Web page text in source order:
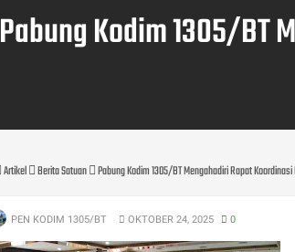
Pabung Kodim 1305/BT
Artikel Berita Satuan Pabung Kodim 1305/BT Mengahadiri Rapat
PEN KODIM 1305/BT OKTOBER 24, 2025 0